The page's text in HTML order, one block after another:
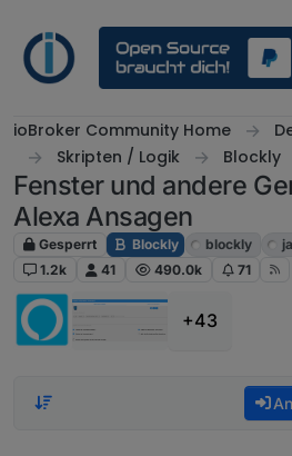
ioBroker Community Home
Skripten / Logik
Blockly
Fenster und andere
Alexa Ansagen
Gesperrt Blockly blockly
1.2k
41 490.0k 71
+43